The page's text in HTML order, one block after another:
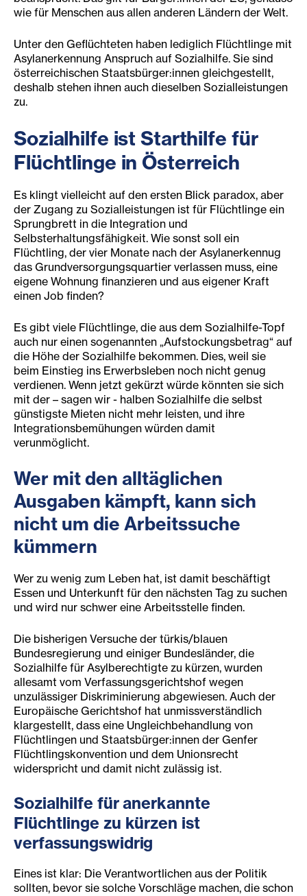
wie für Menschen aus allen anderen Ländern der Welt.
Unter den Geflüchteten haben lediglich Flüchtlinge mit
Asylanerkennung Anspruch auf Sozialhilfe. Sie sind
österreichischen Staatsbürger:innen gleichgestellt,
deshalb stehen ihnen auch dieselben Sozialleistungen
zu.
Sozialhilfe ist Starthilfe für
Flüchtlinge in Österreich
Es klingt vielleicht auf den ersten Blick paradox, aber
der Zugang zu Sozialleistungen ist für Flüchtlinge ein
Sprungbrett in die Integration und
Selbsterhaltungsfähigkeit. Wie sonst soll ein
Flüchtling, der vier Monate nach der Asylanerkennug
das Grundversorgungsquartier verlassen muss, eine
eigene Wohnung finanzieren und aus eigener Kraft
einen Job finden?
Es gibt viele Flüchtlinge, die aus dem Sozialhilfe-Topf
auch nur einen sogenannten „Aufstockungsbetrag“ auf
die Höhe der Sozialhilfe bekommen. Dies, weil sie
beim Einstieg ins Erwerbsleben noch nicht genug
verdienen. Wenn jetzt gekürzt würde könnten sie sich
mit der – sagen wir - halben Sozialhilfe die selbst
günstigste Mieten nicht mehr leisten, und ihre
Integrationsbemühungen würden damit
verunmöglicht.
Wer mit den alltäglichen
Ausgaben kämpft, kann sich
nicht um die Arbeitssuche
kümmern
Wer zu wenig zum Leben hat, ist damit beschäftigt
Essen und Unterkunft für den nächsten Tag zu suchen
und wird nur schwer eine Arbeitsstelle finden.
Die bisherigen Versuche der türkis/blauen
Bundesregierung und einiger Bundesländer, die
Sozialhilfe für Asylberechtigte zu kürzen, wurden
allesamt vom Verfassungsgerichtshof wegen
unzulässiger Diskriminierung abgewiesen. Auch der
Europäische Gerichtshof hat unmissverständlich
klargestellt, dass eine Ungleichbehandlung von
Flüchtlingen und Staatsbürger:innen der Genfer
Flüchtlingskonvention und dem Unionsrecht
widerspricht und damit nicht zulässig ist.
Sozialhilfe für anerkannte
Flüchtlinge zu kürzen ist
verfassungswidrig
Eines ist klar: Die Verantwortlichen aus der Politik
sollten, bevor sie solche Vorschläge machen, die schon